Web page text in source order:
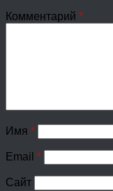
Комментарий *
Имя *
Email *
Сайт